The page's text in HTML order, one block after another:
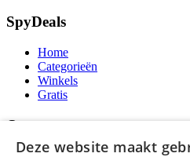
SpyDeals
Home
Categorieën
Winkels
Gratis
Over
Deze website maakt